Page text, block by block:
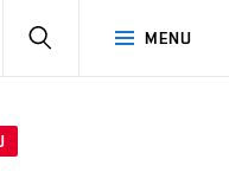
MENU